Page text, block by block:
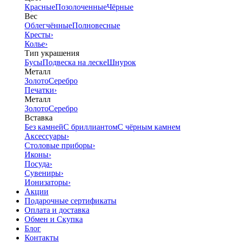
КрасныеПозолоченныеЧёрные
Вес
ОблегчённыеПолновесные
Кресты›
Колье›
Тип украшения
БусыПодвеска на лескеШнурок
Металл
ЗолотоСеребро
Печатки›
Металл
ЗолотоСеребро
Вставка
Без камнейС бриллиантомС чёрным камнем
Аксессуары›
Столовые приборы›
Иконы›
Посуда›
Сувениры›
Ионизаторы›
Акции
Подарочные сертификаты
Оплата и доставка
Обмен и Скупка
Блог
Контакты